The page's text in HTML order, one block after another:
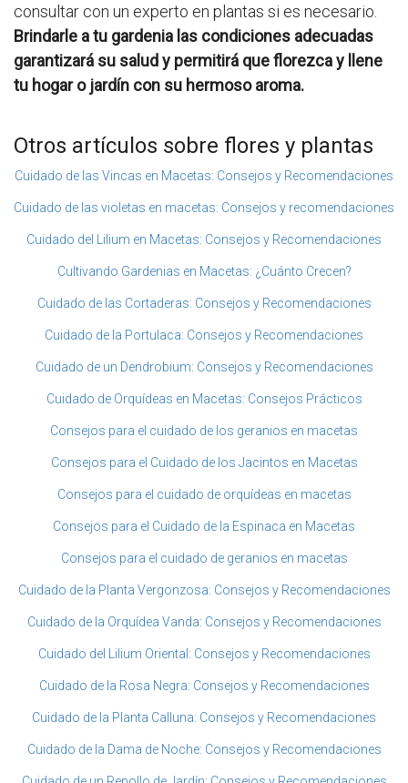
consultar con un experto en plantas si es necesario.
Brindarle a tu gardenia las condiciones adecuadas
garantizará su salud y permitirá que florezca y llene
tu hogar o jardín con su hermoso aroma.
Otros artículos sobre flores y plantas
Cuidado de las Vincas en Macetas: Consejos y Recomendaciones
Cuidado de las violetas en macetas: Consejos y recomendaciones
Cuidado del Lilium en Macetas: Consejos y Recomendaciones
Cultivando Gardenias en Macetas: ¿Cuánto Crecen?
Cuidado de las Cortaderas: Consejos y Recomendaciones
Cuidado de la Portulaca: Consejos y Recomendaciones
Cuidado de un Dendrobium: Consejos y Recomendaciones
Cuidado de Orquídeas en Macetas: Consejos Prácticos
Consejos para el cuidado de los geranios en macetas
Consejos para el Cuidado de los Jacintos en Macetas
Consejos para el cuidado de orquídeas en macetas
Consejos para el Cuidado de la Espinaca en Macetas
Consejos para el cuidado de geranios en macetas
Cuidado de la Planta Vergonzosa: Consejos y Recomendaciones
Cuidado de la Orquídea Vanda: Consejos y Recomendaciones
Cuidado del Lilium Oriental: Consejos y Recomendaciones
Cuidado de la Rosa Negra: Consejos y Recomendaciones
Cuidado de la Planta Calluna: Consejos y Recomendaciones
Cuidado de la Dama de Noche: Consejos y Recomendaciones